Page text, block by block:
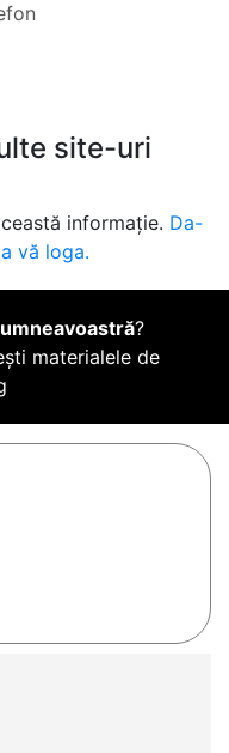
site-uri
informație. Da-
vă loga.
?
materialele de